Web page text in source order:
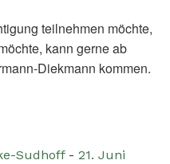
teilnehmen möchte,
kann gerne ab
Diekmann kommen.
Sudhoff- 21. Juni